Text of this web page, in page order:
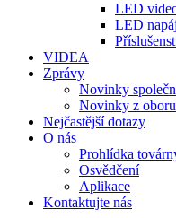
LED
LED
VIDEA
Zprávy
Novinky
Novinky z oboru
Nejčastější dotazy
O nás
Prohlídka
Osvědčení
Aplikace
Kontaktujte nás